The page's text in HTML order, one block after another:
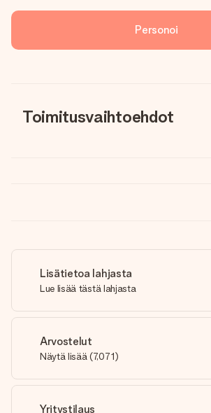
Personoi
Toimitusvaihtoehdot
Lisätietoa lahjasta
Lue lisää tästä lahjasta
Arvostelut
Näytä lisää (7,071)
Yritystilaus